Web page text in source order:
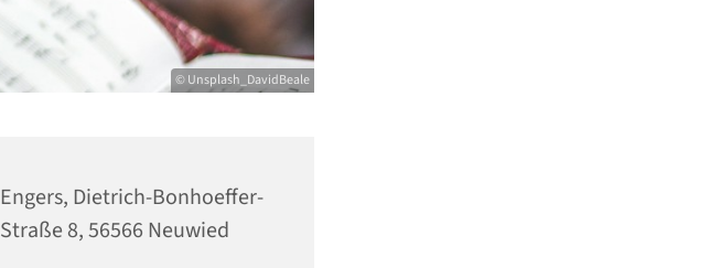
© Unsplash_DavidBeale
Engers, Dietrich-Bonhoeffer-
Straße 8, 56566 Neuwied